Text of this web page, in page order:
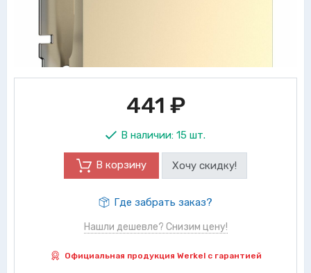
441 ₽
В наличии: 15 шт.
В корзину Хочу скидку!
Где забрать заказ?
Нашли дешевле? Снизим цену!
Официальная продукция Werkel с гарантией